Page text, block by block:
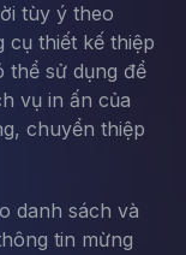
tùy ý theo
cụ thiết kế thiệp
thể sử dụng để
vụ in ấn của
chuyển thiệp
danh sách và
tin mừng